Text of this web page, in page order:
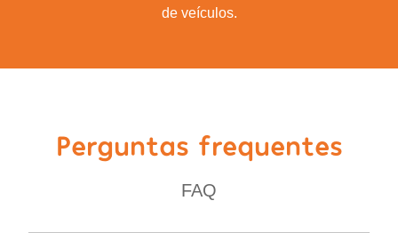
de veículos.
Perguntas frequentes
FAQ